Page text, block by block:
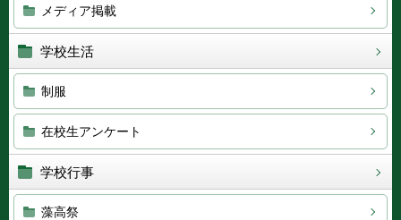
メディア掲載
学校生活
制服
在校生アンケート
学校行事
藻高祭